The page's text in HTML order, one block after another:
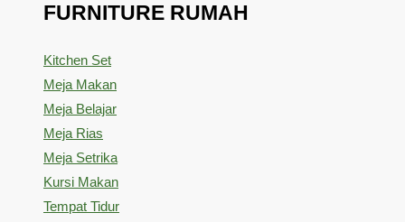
FURNITURE RUMAH
Kitchen Set
Meja Makan
Meja Belajar
Meja Rias
Meja Setrika
Kursi Makan
Tempat Tidur